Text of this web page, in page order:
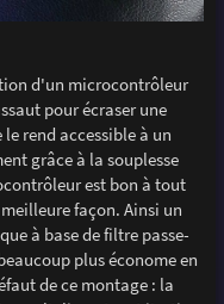
d'un microcontrôleur
pour écraser une
rend accessible à un
grâce à la souplesse
est bon à tout
façon. Ainsi un
à base de filtre passe-
plus économe en
de ce montage : la